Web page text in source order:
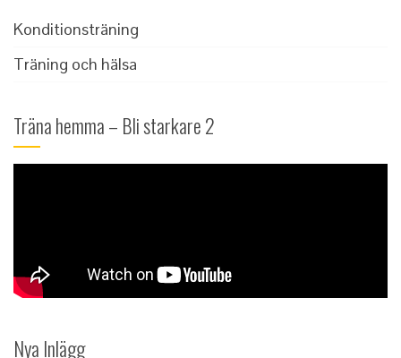
Konditionsträning
Träning och hälsa
Träna hemma – Bli starkare 2
Nya Inlägg